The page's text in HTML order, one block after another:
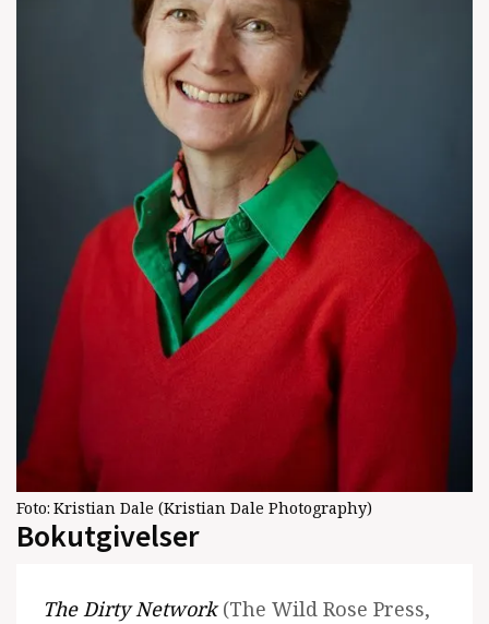
Foto: Kristian Dale (Kristian Dale Photography)
Bokutgivelser
The Dirty Network(The Wild Rose Press,